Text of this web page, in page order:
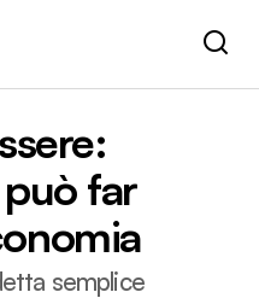
può far
semplice